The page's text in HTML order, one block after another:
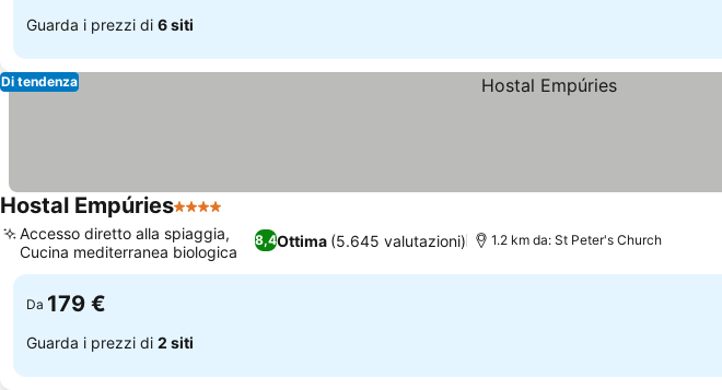
Guarda i prezzi di 6 siti
Di tendenza
Hostal Empúries4 Stelle
8,4Ottima (5.645 valutazioni)
Accesso diretto alla spiaggia,
Cucina mediterranea biologica
1.2 km da: St Peter's Church
Da 179 €
Guarda i prezzi di 2 siti